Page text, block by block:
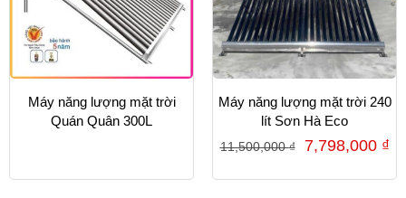
Máy năng lượng mặt trời
Quán Quân 300L
Máy năng lượng mặt trời 240
lít Sơn Hà Eco
11,500,000₫ 7,798,000 ₫